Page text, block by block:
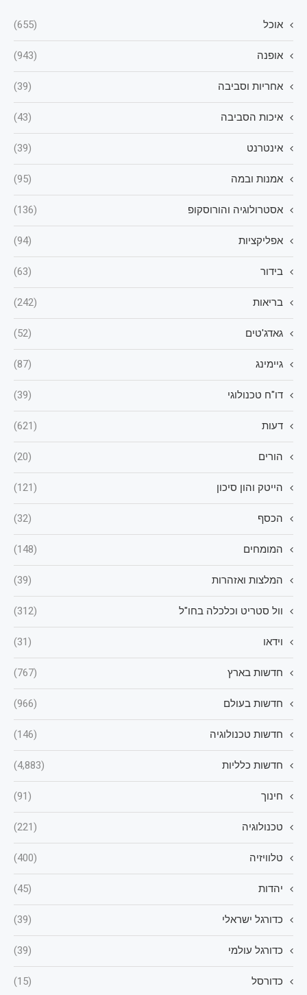
אוכל (655)
אופנה (943)
אחריות וסביבה (39)
איכות הסביבה (43)
אינטרנט (39)
אמנות ובמה (95)
אסטרולוגיה והורוסקופ (136)
אפליקציות (94)
בידור (63)
בריאות (242)
גאדג'טים (52)
גיימינג (87)
דו"ח טכנולוגי (39)
דעות (621)
הורים (20)
הייטק והון סיכון (121)
הכסף (32)
המומחים (148)
המלצות ואזהרות (39)
וול סטריט וכלכלה בחו"ל (312)
וידאו (31)
חדשות בארץ (767)
חדשות בעולם (966)
חדשות טכנולוגיה (146)
חדשות כלליות (4,883)
חינוך (91)
טכנולוגיה (221)
טלוויזיה (400)
יהדות (45)
כדורגל ישראלי (39)
כדורגל עולמי (39)
כדורסל (15)